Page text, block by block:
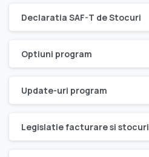
Declaratia SAF-T de Stocuri
Optiuni program
Update-uri program
Legislatie facturare si stocuri